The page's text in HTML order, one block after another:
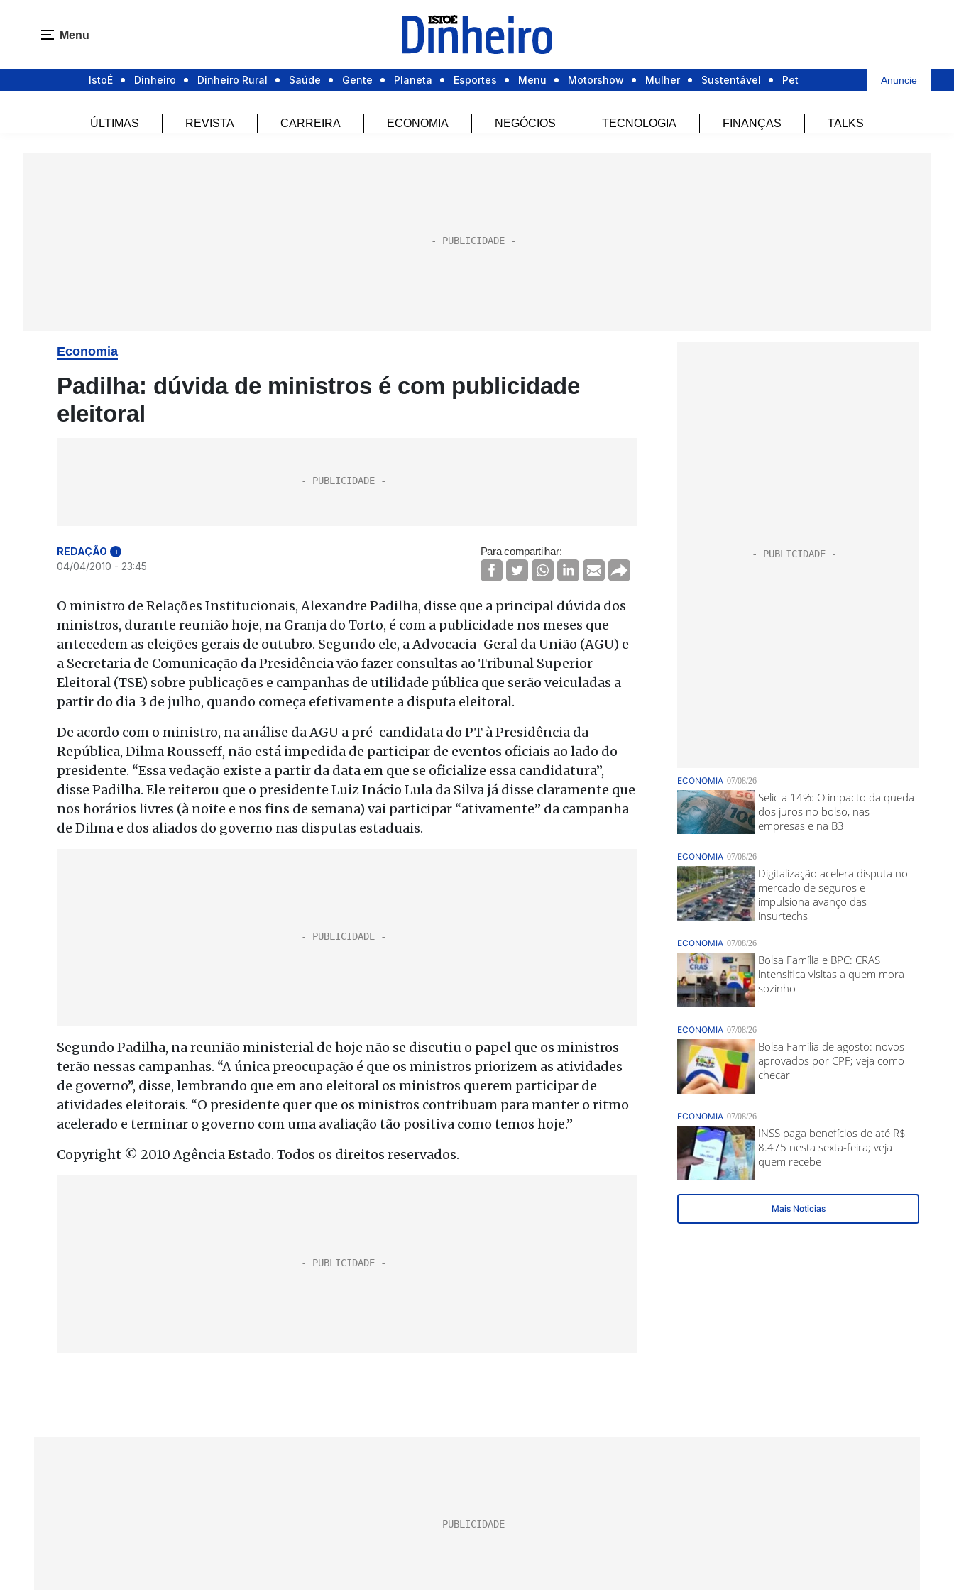
Menu
IstoÉ Dinheiro Dinheiro Rural Saúde Gente Planeta Esportes Menu Motorshow Mulher Sustentável Pet Anuncie
ÚLTIMAS REVISTA CARREIRA ECONOMIA NEGÓCIOS TECNOLOGIA FINANÇAS TALKS
Economia
Padilha: dúvida de ministros é com publicidade
eleitoral
REDAÇÃO i
04/04/2010 - 23:45
Para compartilhar:
O ministro de Relações Institucionais, Alexandre Padilha, disse que a principal dúvida dos
ministros, durante reunião hoje, na Granja do Torto, é com a publicidade nos meses que
antecedem as eleições gerais de outubro. Segundo ele, a Advocacia-Geral da União (AGU) e
a Secretaria de Comunicação da Presidência vão fazer consultas ao Tribunal Superior
Eleitoral (TSE) sobre publicações e campanhas de utilidade pública que serão veiculadas a
partir do dia 3 de julho, quando começa efetivamente a disputa eleitoral.
De acordo com o ministro, na análise da AGU a pré-candidata do PT à Presidência da
República, Dilma Rousseff, não está impedida de participar de eventos oficiais ao lado do
presidente. “Essa vedação existe a partir da data em que se oficialize essa candidatura”,
disse Padilha. Ele reiterou que o presidente Luiz Inácio Lula da Silva já disse claramente que
nos horários livres (à noite e nos fins de semana) vai participar “ativamente” da campanha
de Dilma e dos aliados do governo nas disputas estaduais.
Segundo Padilha, na reunião ministerial de hoje não se discutiu o papel que os ministros
terão nessas campanhas. “A única preocupação é que os ministros priorizem as atividades
de governo”, disse, lembrando que em ano eleitoral os ministros querem participar de
atividades eleitorais. “O presidente quer que os ministros contribuam para manter o ritmo
acelerado e terminar o governo com uma avaliação tão positiva como temos hoje.”
Copyright © 2010 Agência Estado. Todos os direitos reservados.